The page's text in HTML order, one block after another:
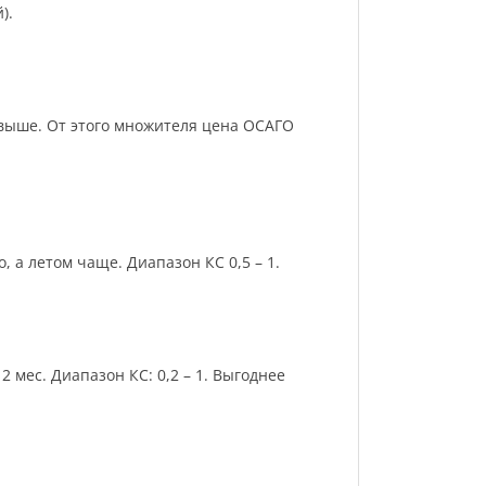
От этого множителя цена ОСАГО
а летом чаще. Диапазон КС 0,5 – 1.
мес. Диапазон КС: 0,2 – 1. Выгоднее